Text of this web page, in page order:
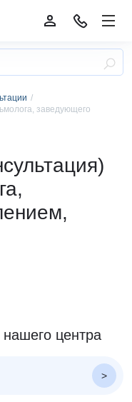
заведующего
нашего центра